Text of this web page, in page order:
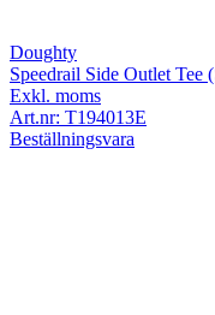
Doughty
Speedrail Side Outlet Tee
Exkl. moms
Art.nr: T194013E
Beställningsvara